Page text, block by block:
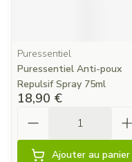
Puressentiel
Puressentiel Anti-poux
Repulsif Spray 75ml
18,90 €
Ajouter au panier